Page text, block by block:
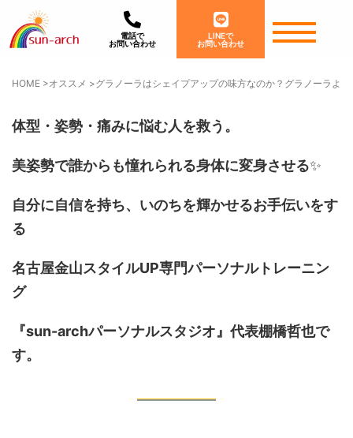
電話で
お問い合わせ
LINEで
お問い合わせ
HOME >オススメ >グラノーラはシェイプアップの味方なのか？グラノーラよ
体型・姿勢・痛みに悩む人を救う。
美姿勢で誰からも憧れられる身体に変身させる✨
自分に自信を持ち、いのちを輝かせるお手伝いをす
る
名古屋金山スタイルUP専門パーソナルトレーニン
グ
『sun-archパーソナルスタジオ』代表棚橋哲也で
す。